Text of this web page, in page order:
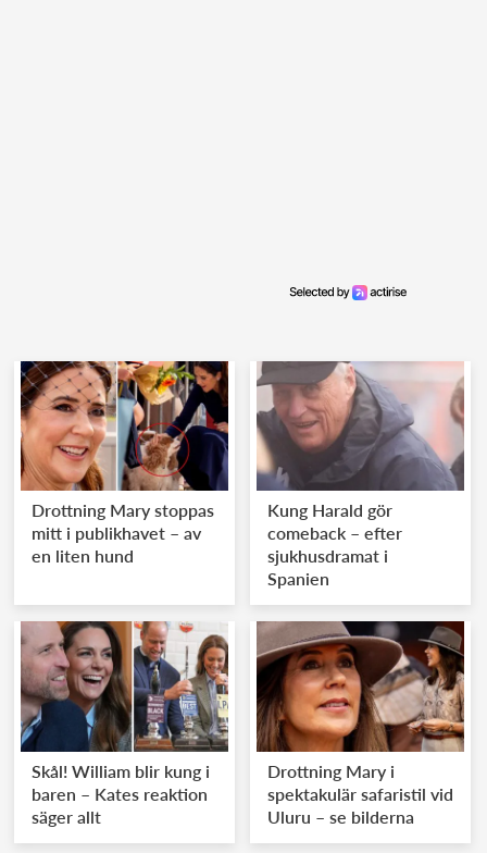
Drottning Mary stoppas
mitt i publikhavet – av
en liten hund
Kung Harald gör
comeback – efter
sjukhusdramat i
Spanien
Skål! William blir kung i
baren – Kates reaktion
säger allt
Drottning Mary i
spektakulär safaristil vid
Uluru – se bilderna